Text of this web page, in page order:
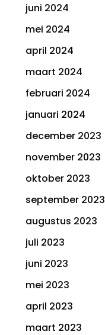
juni 2024
mei 2024
april 2024
maart 2024
februari 2024
januari 2024
december 2023
november 2023
oktober 2023
september 2023
augustus 2023
juli 2023
juni 2023
mei 2023
april 2023
maart 2023